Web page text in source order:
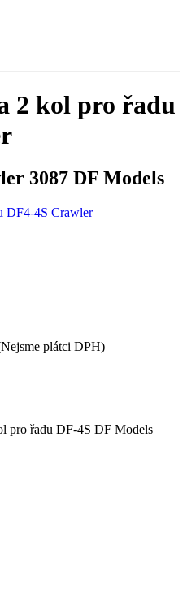
2 kol pro řadu
3087 DF Models
plátci DPH)
pro řadu DF-4S DF Models